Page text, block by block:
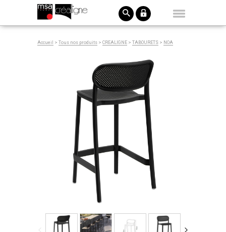
Accueil > Tous nos produits > CREALIGNE > TABOURETS > NOA